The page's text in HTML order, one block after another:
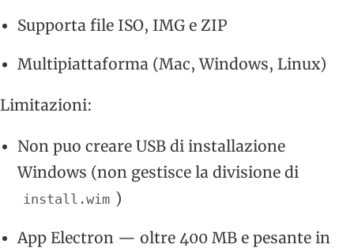
Supporta file ISO, IMG e ZIP
Multipiattaforma (Mac, Windows, Linux)
Limitazioni:
Non puo creare USB di installazione
Windows (non gestisce la divisione di
install.wim )
App Electron — oltre 400 MB e pesante in